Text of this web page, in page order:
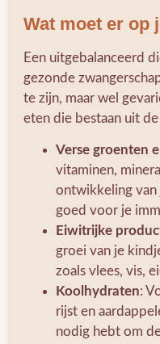
Wat moet er op
Een uitgebalanceerd
gezonde
te zijn, maar wel
eten die bestaan uit
Verse groenten
vitaminen,
ontwikkeling van
goed voor je
Eiwitrijke
groei van je
zoals vlees, vis,
Koolhydraten:
rijst en
nodig hebt om